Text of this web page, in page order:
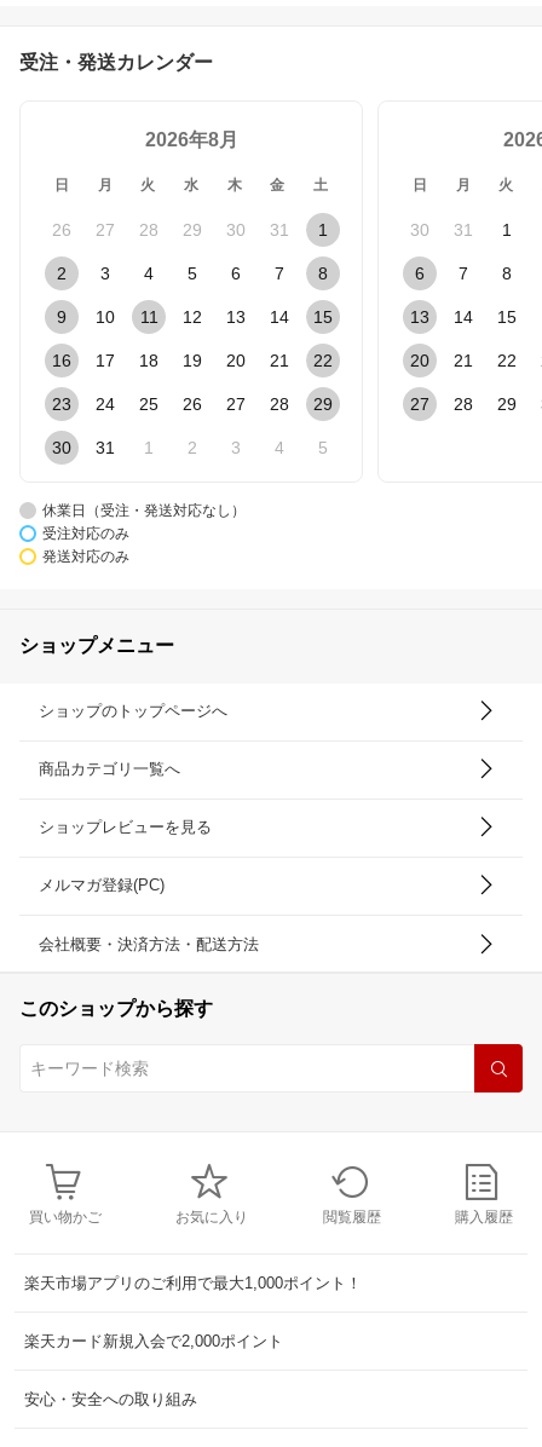
outube prime netflix hulu
映す オスメス iPhone15/
パソコン ミラーリング
受注・発送カレンダー
2026年8月
日 月 火 水 木 金 土
26 27 28 29 30 31 1
2 3 4 5 6 7 8
9 10 11 12 13 14 15
16 17 18 19 20 21 22
23 24 25 26 27 28 29
30 31 1 2 3 4 5
日 月 火
30 31 1
6 7 8
13 14 15
20 21 22
27 28 29
休業日（受注・発送対応なし）
受注対応のみ
発送対応のみ
ショップメニュー
ショップのトップページへ
商品カテゴリ一覧へ
ショップレビューを見る
メルマガ登録(PC)
会社概要・決済方法・配送方法
このショップから探す
買い物かご お気に入り 閲覧履歴 購入履歴
楽天市場アプリのご利用で最大1,000ポイント！
楽天カード新規入会で2,000ポイント
安心・安全への取り組み